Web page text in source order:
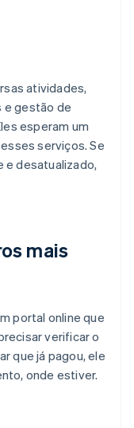
atividades,
e gestão de
esperam um
serviços. Se
e desatualizado,
mais
portal online que
verificar o
que já pagou, ele
onde estiver.